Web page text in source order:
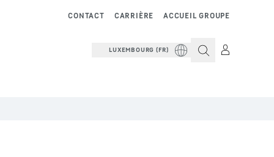
ACCUEIL GROUPE
CARRIÈRE
CONTACT
LUXEMBOURG (FR)